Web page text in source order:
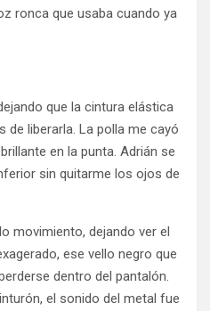
ronca que usaba cuando ya
que la cintura elástica
de liberarla. La polla me cayó
en la punta. Adrián se
sin quitarme los ojos de
movimiento, dejando ver el
ese vello negro que
dentro del pantalón.
el sonido del metal fue